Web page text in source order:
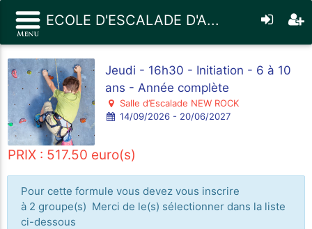
ECOLE D'ESCALADE D'A...
Jeudi - 16h30 - Initiation - 6 à 10
ans - Année complète
Salle d’Escalade NEW ROCK
14/09/2026 - 20/06/2027
PRIX : 517.50 euro(s)
Pour cette formule vous devez vous inscrire
à 2 groupe(s) Merci de le(s) sélectionner dans la liste
ci-dessous